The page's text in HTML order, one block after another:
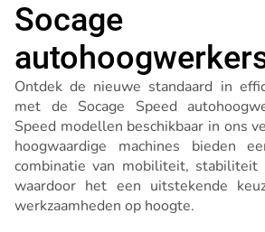
Socage
Ontdek de nieuwe standaard in
met de Socage Speed
Speed modellen beschikbaar in ons
hoogwaardige machines bieden
combinatie van mobiliteit, stabiliteit
waardoor het een uitstekende
werkzaamheden op hoogte.